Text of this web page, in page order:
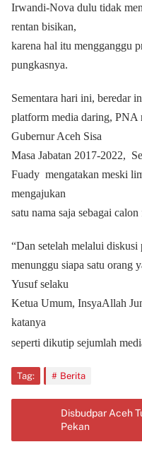
Irwandi-Nova dulu tidak
rentan bisikan,
karena hal itu mengganggu
pungkasnya.
Sementara hari ini, beredar
platform media daring, PNA
Gubernur Aceh Sisa
Masa Jabatan 2017-2022,
Fuady mengatakan meski
mengajukan
satu nama saja sebagai
“Dan setelah melalui diskusi
menunggu siapa satu orang
Yusuf selaku
Ketua Umum, InsyaAllah
katanya
seperti dikutip sejumlah
Tag: Berita
Disbudpar Aceh
Pekan